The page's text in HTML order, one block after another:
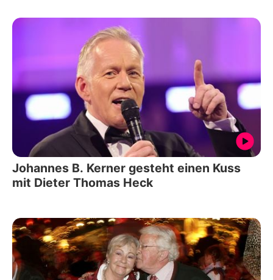
Johannes B. Kerner gesteht einen Kuss
mit Dieter Thomas Heck